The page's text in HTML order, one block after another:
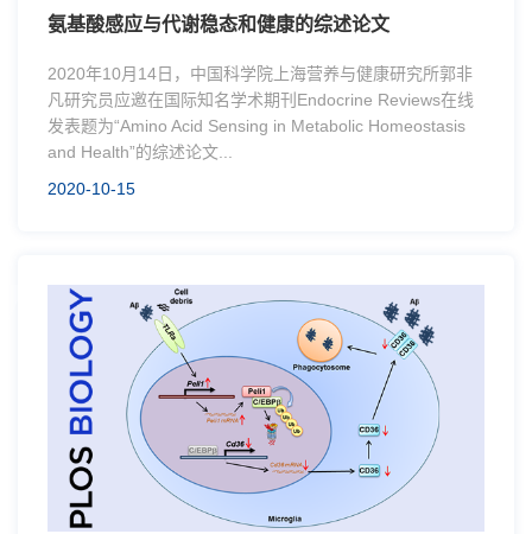
氨基酸感应与代谢稳态和健康的综述论文
2020年10月14日，中国科学院上海营养与健康研究所郭非
凡研究员应邀在国际知名学术期刊Endocrine Reviews在线
发表题为“Amino Acid Sensing in Metabolic Homeostasis
and Health”的综述论文...
2020-10-15